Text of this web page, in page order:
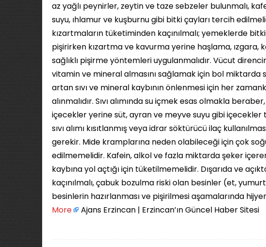
az yağlı peynirler, zeytin ve taze sebzeler bulunmalı,
suyu, ıhlamur ve kuşburnu gibi bitki çayları tercih
kızartmaların tüketiminden kaçınılmalı; yemeklerde
pişirirken kızartma ve kavurma yerine haşlama, ızgara,
sağlıklı pişirme yöntemleri uygulanmalıdır. Vücut
vitamin ve mineral almasını sağlamak için bol
artan sıvı ve mineral kaybının önlenmesi için her
alınmalıdır. Sıvı alımında su içmek esas olmakla beraber,
içecekler yerine süt, ayran ve meyve suyu gibi
sıvı alımı kısıtlanmış veya idrar söktürücü ilaç
gerekir. Mide kramplarına neden olabileceği için çok
edilmemelidir. Kafein, alkol ve fazla miktarda şeker
kaybına yol açtığı için tüketilmemelidir. Dışarıda ve
kaçınılmalı, çabuk bozulma riski olan besinler (et,
besinlerin hazırlanması ve pişirilmesi aşamalarında
More
Ajans Erzincan | Erzincan’ın Güncel Haber Sitesi